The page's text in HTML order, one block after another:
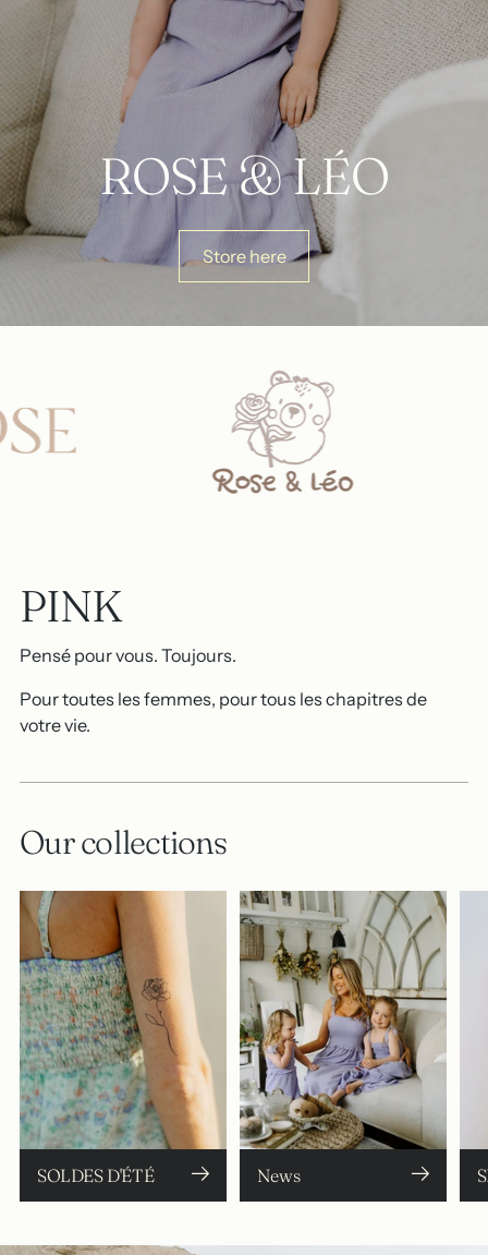
ROSE & LÉO
Store here
PINK
Pensé pour vous. Toujours.
Pour toutes les femmes, pour tous les chapitres de
votre vie.
Our collections
SOLDES D'ÉTÉ News